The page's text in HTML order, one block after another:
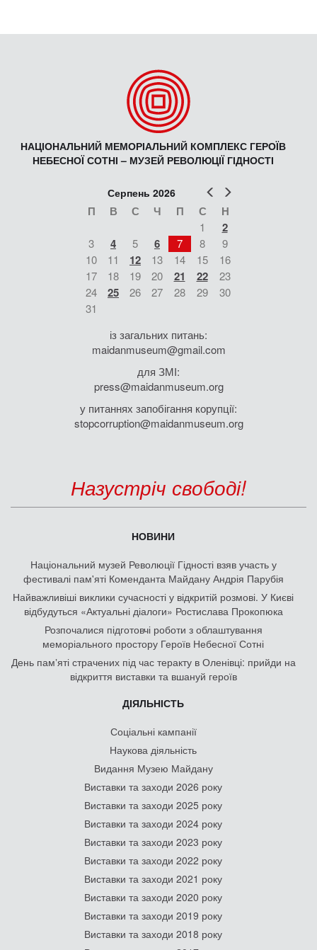
НАЦІОНАЛЬНИЙ МЕМОРІАЛЬНИЙ КОМПЛЕКС ГЕРОЇВ
НЕБЕСНОЇ СОТНІ – МУЗЕЙ РЕВОЛЮЦІЇ ГІДНОСТІ
Попер
Серпень 2026
П В С Ч П С Н
1 2
3 4 5 6 7 8
9
10
11 12 13 14 15
16
17
18 19 20 21 22
23
24
25 26 27 28 29
30
31
із загальних питань:
maidanmuseum@gmail.com
для ЗМІ:
press@maidanmuseum.org
у питаннях запобігання корупції:
stopcorruption@maidanmuseum.org
Назустріч свободі!
НОВИНИ
Національний музей Революції Гідності взяв участь у
фестивалі пам'яті Коменданта Майдану Андрія Парубія
Найважливіші виклики сучасності у відкритій розмові. У Києві
відбудуться «Актуальні діалоги» Ростислава Прокопюка
Розпочалися підготовчі роботи з облаштування
меморіального простору Героїв Небесної Сотні
День памʼяті страчених під час теракту в Оленівці: прийди на
відкриття виставки та вшануй героїв
ДІЯЛЬНІСТЬ
Соціальні кампанії
Наукова діяльність
Видання Музею Майдану
Виставки та заходи 2026 року
Виставки та заходи 2025 року
Виставки та заходи 2024 року
Виставки та заходи 2023 року
Виставки та заходи 2022 року
Виставки та заходи 2021 року
Виставки та заходи 2020 року
Виставки та заходи 2019 року
Виставки та заходи 2018 року